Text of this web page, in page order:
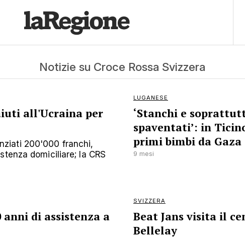
Notizie su Croce Rossa Svizzera
all'Ucraina per
200'000 franchi,
domiciliare; la CRS
LUGANESE
‘Stanchi e
spaventati’: in
primi bimbi da Gaza
9 mesi
anni di assistenza a
SVIZZERA
Beat Jans visita il
Bellelay